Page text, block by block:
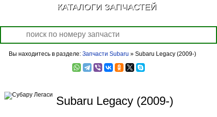
Вы находитесь в разделе: Запчасти Subaru » Subaru Legacy (2009-)
Subaru Legacy (2009-)
КАТАЛОГИ ЗАПЧАСТЕЙ